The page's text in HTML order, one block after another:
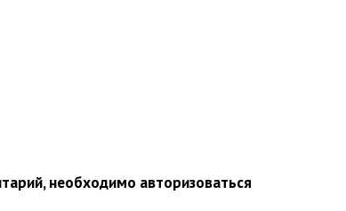
необходимо авторизоваться